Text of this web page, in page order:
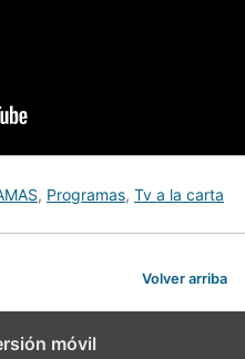
, Programas, Tv a la carta
Volver arriba
móvil